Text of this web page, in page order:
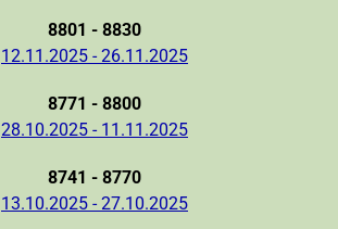
8801 - 8830
12.11.2025 - 26.11.2025
8771 - 8800
28.10.2025 - 11.11.2025
8741 - 8770
13.10.2025 - 27.10.2025